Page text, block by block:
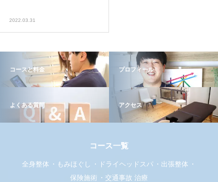
2022.03.31
コースと料金 プロフィール
よくある質問 アクセス
コース一覧
全身整体 もみほぐし ドライヘッドスパ
出張整体
保険施術
交通事故 治療